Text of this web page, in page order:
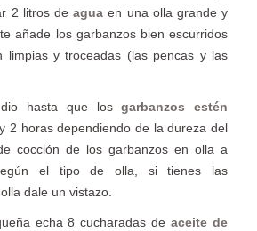
2 litros deagua en una olla grande y
añade los garbanzos bien escurridos
limpias y troceadas (las pencas y las
hasta que losgarbanzos estén
2 horas dependiendo de la dureza del
cocción de los garbanzos en olla a
el tipo de olla, si tienes las
dale un vistazo.
echa 8 cucharadas deaceite de